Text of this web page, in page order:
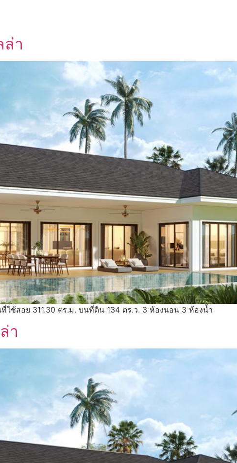
า
ใช้สอย 311.30 ตร.ม. บนที่ดิน 134 ตร.ว. 3 ห้องนอน 3 ห้องน้ำ
า